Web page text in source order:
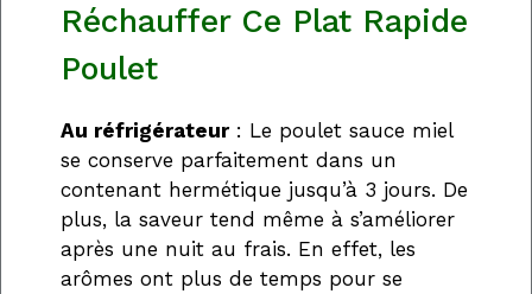
Réchauffer Ce Plat Rapide
Poulet
Au réfrigérateur: Le poulet sauce miel
se conserve parfaitement dans un
contenant hermétique jusqu’à 3 jours. De
plus, la saveur tend même à s’améliorer
après une nuit au frais. En effet, les
arômes ont plus de temps pour se